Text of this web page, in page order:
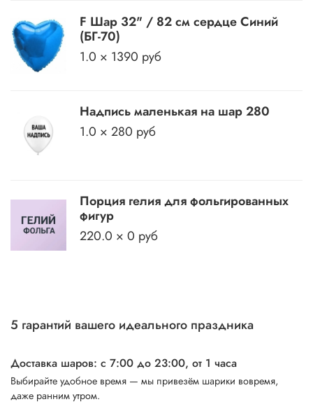
F Шар 32" / 82 см сердце Синий
(БГ-70)
1.0 × 1390 руб
Надпись маленькая на шар 280
1.0 × 280 руб
Порция гелия для фольгированных
фигур
220.0 × 0 руб
5 гарантий вашего идеального праздника
Доставка шаров: с 7:00 до 23:00, от 1 часа
Выбирайте удобное время — мы привезём шарики вовремя,
даже ранним утром.